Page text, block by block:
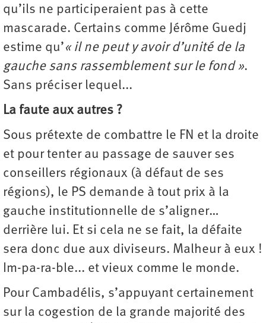
qu’ils ne participeraient pas à cette
mascarade. Certains comme Jérôme Guedj
estime qu’« il ne peut y avoir d’unité de la
gauche sans rassemblement sur le fond ».
Sans préciser lequel...
La faute aux autres ?
Sous prétexte de combattre le FN et la droite
et pour tenter au passage de sauver ses
conseillers régionaux (à défaut de ses
régions), le PS demande à tout prix à la
gauche institutionnelle de s’aligner…
derrière lui. Et si cela ne se fait, la défaite
sera donc due aux diviseurs. Malheur à eux !
Im-pa-ra-ble... et vieux comme le monde.
Pour Cambadélis, s’appuyant certainement
sur la cogestion de la grande majorité des